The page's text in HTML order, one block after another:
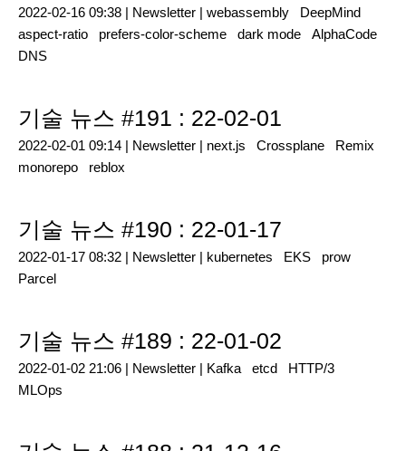
2022-02-16 09:38 | Newsletter | webassembly
DeepMind
aspect-ratio
prefers-color-scheme dark mode
AlphaCode
DNS
기술 뉴스 #191 : 22-02-01
2022-02-01 09:14 | Newsletter | next.js Crossplane
Remix
monorepo
reblox
기술 뉴스 #190 : 22-01-17
2022-01-17 08:32 | Newsletter | kubernetes EKS
prow
Parcel
기술 뉴스 #189 : 22-01-02
2022-01-02 21:06 | Newsletter | Kafka etcd
HTTP/3
MLOps